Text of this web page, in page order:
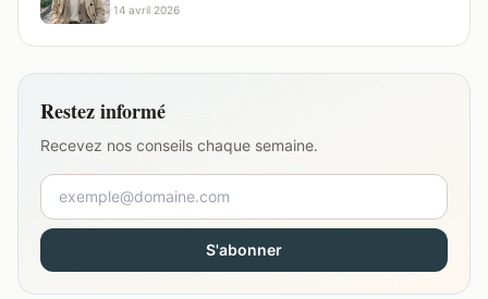
·14 avril 2026
Restez informé
Recevez nos conseils chaque semaine.
S'abonner